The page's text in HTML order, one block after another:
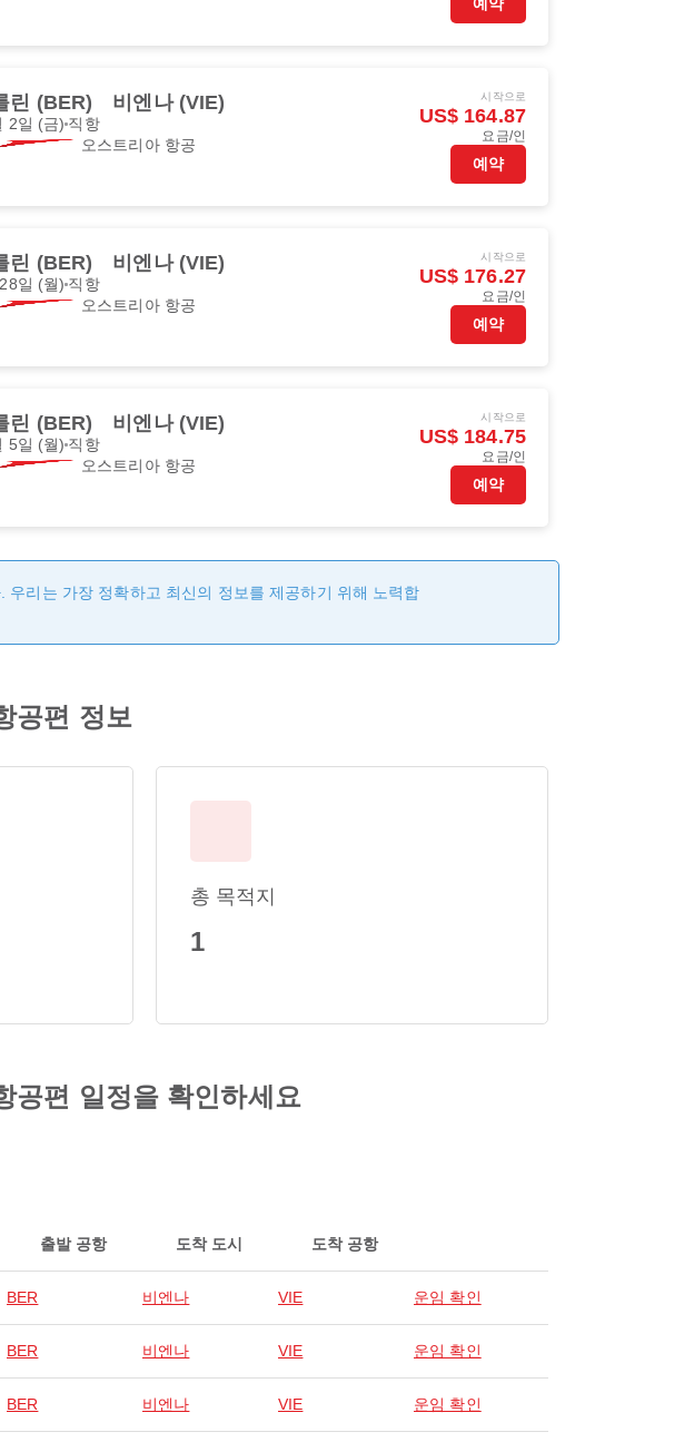
린 (BER) 비엔나 (VIE)
2일 (금) 직항
오스트리아 항공
시작으로
US$ 164.87
요금/인
예약
린 (BER) 비엔나 (VIE)
일 (월) 직항
오스트리아 항공
시작으로
US$ 176.27
요금/인
예약
린 (BER) 비엔나 (VIE)
5일 (월) 직항
오스트리아 항공
시작으로
US$ 184.75
요금/인
예약
리는 가장 정확하고 최신의 정보를 제공하기 위해 노력합
공편 정보
총 목적지
1
공편 일정을 확인하세요
출발 공항 도착 도시 도착 공항
BER 비엔나 VIE 운임 확인
BER 비엔나 VIE 운임 확인
BER 비엔나 VIE 운임 확인